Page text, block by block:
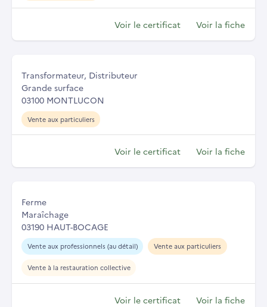
Voir le certificat Voir la fiche
Transformateur, Distributeur
Grande surface
03100 MONTLUCON
Vente aux particuliers
Voir le certificat Voir la fiche
Ferme
Maraîchage
03190 HAUT-BOCAGE
Vente aux professionnels (au détail) Vente aux particuliers
Vente à la restauration collective
Voir le certificat Voir la fiche